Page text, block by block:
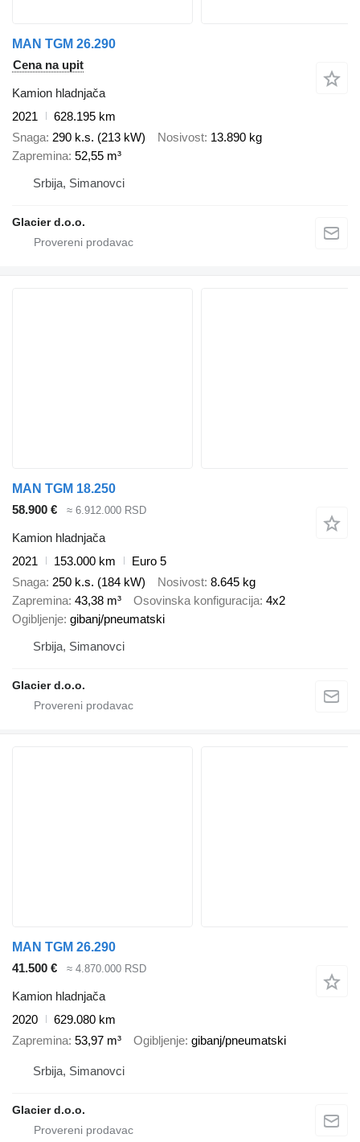
MAN TGM 26.290
Cena na upit
Kamion hladnjača
2021
628.195 km
Snaga 290 k.s. (213 kW) Nosivost 13.890 kg
Zapremina 52,55 m³
Srbija, Simanovci
Glacier d.o.o.
MAN TGM 18.250
58.900 €
≈ 6.912.000 RSD
Kamion hladnjača
2021
153.000 km
Euro 5
Snaga 250 k.s. (184 kW) Nosivost 8.645 kg
Zapremina 43,38 m³ Osovinska konfiguracija 4x2
Ogibljenje gibanj/pneumatski
Srbija, Simanovci
Glacier d.o.o.
MAN TGM 26.290
41.500 €
≈ 4.870.000 RSD
Kamion hladnjača
2020
629.080 km
Zapremina 53,97 m³ Ogibljenje gibanj/pneumatski
Srbija, Simanovci
Glacier d.o.o.